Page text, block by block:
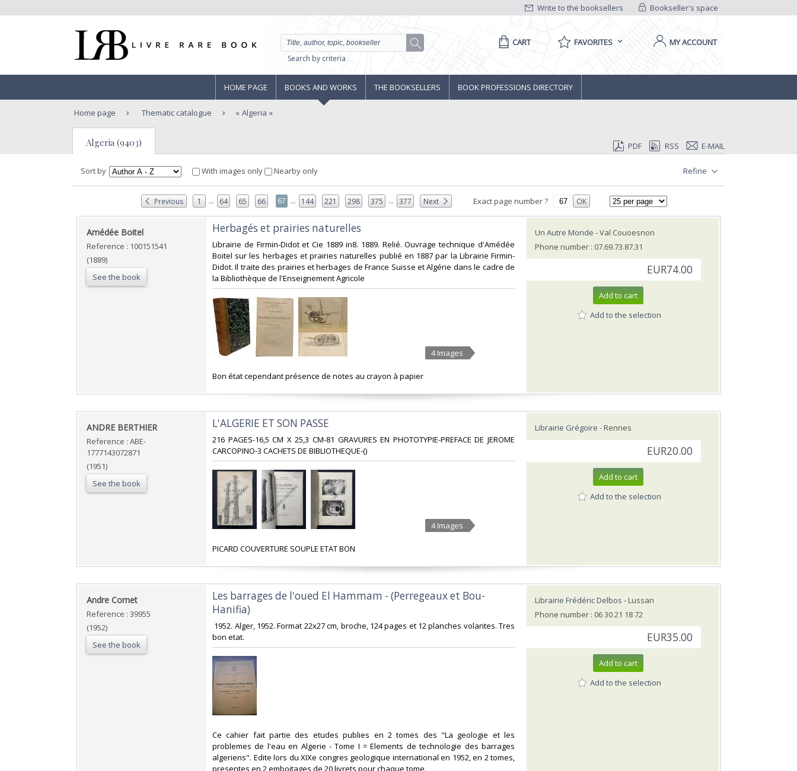
Bookseller's space
Write to the booksellers
Search by criteria
CART FAVORITES MY ACCOUNT
HOME PAGE BOOKS AND WORKS THE BOOKSELLERS BOOK PROFESSIONS DIRECTORY
Home page Thematic catalogue Algeria
Algeria (9403) PDF RSS E-MAIL
Sort by With images only Nearby only Refine
Previous 1 ... 64 65 66 67 ... 144 221 298 375 ... 377 Next Exact page number ? OK
‎Amédée Boitel‎
Reference : 100151541
(1889)
See the book
‎Herbagés et prairies naturelles‎
‎Librairie de Firmin-Didot et Cie 1889 in8. 1889. Relié. Ouvrage technique d'Amédée
Boitel sur les herbages et prairies naturelles publié en 1887 par la Librairie Firmin-
Didot. Il traite des prairies et herbages de France Suisse et Algérie dans le cadre de
la Bibliothèque de l'Enseignement Agricole‎
4 Images
‎Bon état cependant présence de notes au crayon à papier‎
Un Autre Monde - Val Couoesnon
Phone number : 07.69.73.87.31
EUR74.00
Add to cart
Add to the selection
‎ANDRE BERTHIER‎
Reference : ABE-
1777143072871
(1951)
See the book
‎L'ALGERIE ET SON PASSE‎
‎216 PAGES-16,5 CM X 25,3 CM-81 GRAVURES EN PHOTOTYPIE-PREFACE DE JEROME
CARCOPINO-3 CACHETS DE BIBLIOTHEQUE-()‎
4 Images
‎PICARD COUVERTURE SOUPLE ETAT BON‎
Librairie Grégoire - Rennes
EUR20.00
Add to cart
Add to the selection
‎Andre Cornet ‎
Reference : 39955
(1952)
See the book
‎Les barrages de l'oued El Hammam - (Perregeaux et Bou-
Hanifia) ‎
‎ 1952. Alger, 1952. Format 22x27 cm, broche, 124 pages et 12 planches volantes. Tres
bon etat. ‎
‎Ce cahier fait partie des etudes publies en 2 tomes des "La geologie et les
problemes de l'eau en Algerie - Tome I = Elements de technologie des barrages
algeriens". Edite lors du XIXe congres geologique international en 1952, en 2 tomes,
presentes en 2 emboitages de 20 livrets pour chaque tome. ‎
Librairie Frédéric Delbos - Lussan
Phone number : 06 30 21 18 72
EUR35.00
Add to cart
Add to the selection